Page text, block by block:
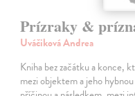
Prízraky &
Uváčiková Andrea
Kniha bez začátku a konce,
mezi objektem a jeho